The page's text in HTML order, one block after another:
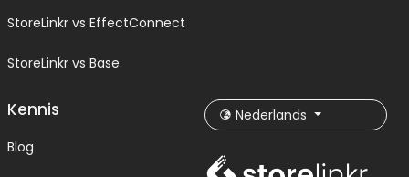
StoreLinkr vs EffectConnect
StoreLinkr vs Base
Kennis
Blog
Nederlands